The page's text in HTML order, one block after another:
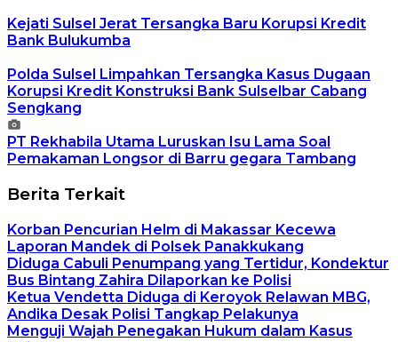
Kejati Sulsel Jerat Tersangka Baru Korupsi Kredit
Bank Bulukumba
Polda Sulsel Limpahkan Tersangka Kasus Dugaan
Korupsi Kredit Konstruksi Bank Sulselbar Cabang
Sengkang
PT Rekhabila Utama Luruskan Isu Lama Soal
Pemakaman Longsor di Barru gegara Tambang
Berita Terkait
Korban Pencurian Helm di Makassar Kecewa
Laporan Mandek di Polsek Panakkukang
Diduga Cabuli Penumpang yang Tertidur, Kondektur
Bus Bintang Zahira Dilaporkan ke Polisi
Ketua Vendetta Diduga di Keroyok Relawan MBG,
Andika Desak Polisi Tangkap Pelakunya
Menguji Wajah Penegakan Hukum dalam Kasus